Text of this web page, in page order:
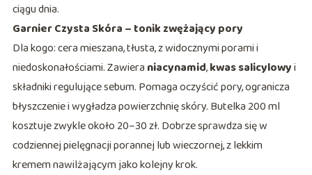
ciągu dnia.
Garnier Czysta Skóra – tonik zwężający pory
Dla kogo: cera mieszana, tłusta, z widocznymi porami i
niedoskonałościami. Zawiera niacynamid,kwas salicylowyi
składniki regulujące sebum. Pomaga oczyścić pory, ogranicza
błyszczenie i wygładza powierzchnię skóry. Butelka 200 ml
kosztuje zwykle około 20–30 zł. Dobrze sprawdza się w
codziennej pielęgnacji porannej lub wieczornej, z lekkim
kremem nawilżającym jako kolejny krok.